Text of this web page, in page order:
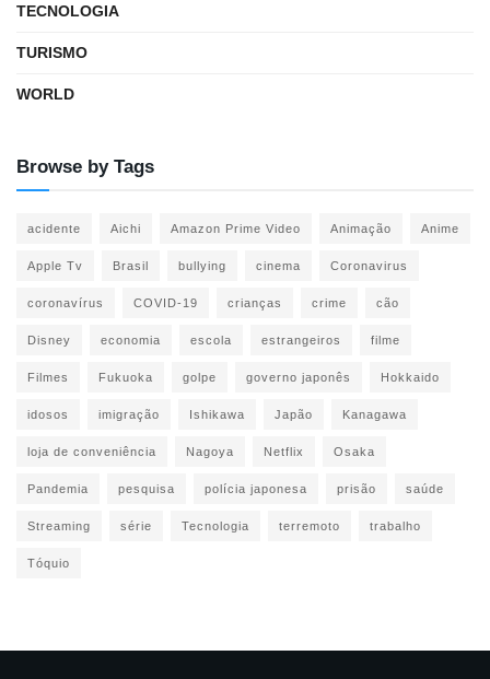
TECNOLOGIA
TURISMO
WORLD
Browse by Tags
acidente Aichi Amazon Prime Video Animação Anime
Apple Tv Brasil bullying cinema Coronavirus
coronavírus COVID-19 crianças crime cão
Disney economia escola estrangeiros filme
Filmes Fukuoka golpe governo japonês Hokkaido
idosos imigração Ishikawa Japão Kanagawa
loja de conveniência Nagoya Netflix Osaka
Pandemia pesquisa polícia japonesa prisão saúde
Streaming série Tecnologia terremoto trabalho
Tóquio